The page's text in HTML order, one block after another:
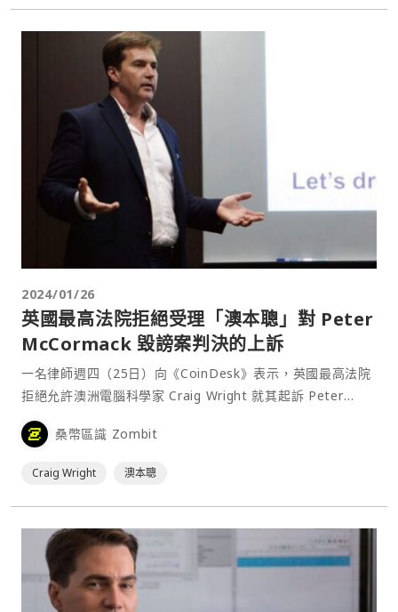
2024/01/26
英國最高法院拒絕受理「澳本聰」對 Peter
McCormack 毀謗案判決的上訴
一名律師週四（25日）向《CoinDesk》表示，英國最高法院
拒絕允許澳洲電腦科學家 Craig Wright 就其起訴 Peter
McCormack 一案的裁決提出上訴。⋯
桑幣區識 Zombit
Craig Wright 澳本聰